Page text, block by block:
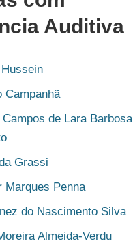
Auditiva
Campanhã
de Lara Barbosa
Grassi
Marques Penna
do Nascimento Silva
Almeida-Verdu